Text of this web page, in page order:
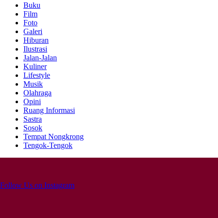
Buku
Film
Foto
Galeri
Hiburan
Ilustrasi
Jalan-Jalan
Kuliner
Lifestyle
Musik
Olahraga
Opini
Ruang Informasi
Sastra
Sosok
Tempat Nongkrong
Tengok-Tengok
Follow Us on Instagram